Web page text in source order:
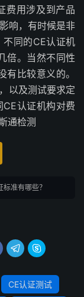
费用涉及到产品
响，有时候是非
同的CE认证机
倍。当然不同性
比较意义的。
以及测试要求定
认证机构对费
通检测
准有哪些？
 
CE认证测试